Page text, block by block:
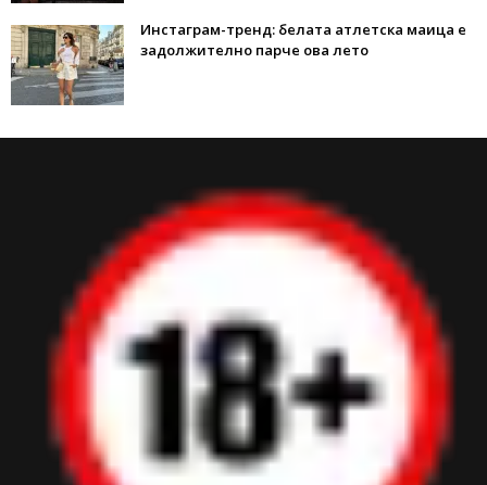
Инстаграм-тренд: белата атлетска маица е
задолжително парче ова лето